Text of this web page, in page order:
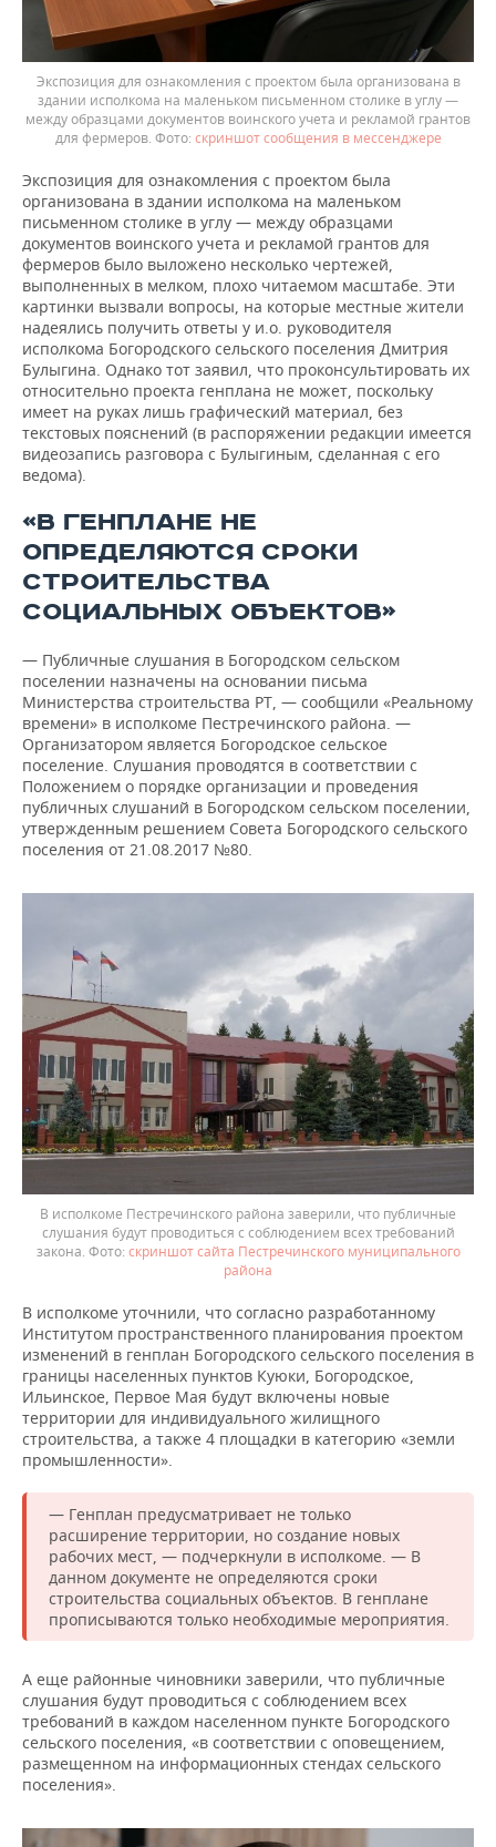
Экспозиция для ознакомления с проектом была организована в
здании исполкома на маленьком письменном столике в углу —
между образцами документов воинского учета и рекламой грантов
для фермеров.
скриншот сообщения в мессенджере
Экспозиция для ознакомления с проектом была
организована в здании исполкома на маленьком
письменном столике в углу — между образцами
документов воинского учета и рекламой грантов для
фермеров было выложено несколько чертежей,
выполненных в мелком, плохо читаемом масштабе. Эти
картинки вызвали вопросы, на которые местные жители
надеялись получить ответы у и.о. руководителя
исполкома Богородского сельского поселения Дмитрия
Булыгина. Однако тот заявил, что проконсультировать их
относительно проекта генплана не может, поскольку
имеет на руках лишь графический материал, без
текстовых пояснений (в распоряжении редакции имеется
видеозапись разговора с Булыгиным, сделанная с его
ведома).
«В ГЕНПЛАНЕ НЕ
ОПРЕДЕЛЯЮТСЯ СРОКИ
СТРОИТЕЛЬСТВА
СОЦИАЛЬНЫХ ОБЪЕКТОВ»
— Публичные слушания в Богородском сельском
поселении назначены на основании письма
Министерства строительства РТ, — сообщили «Реальному
времени» в исполкоме Пестречинского района. —
Организатором является Богородское сельское
поселение. Слушания проводятся в соответствии с
Положением о порядке организации и проведения
публичных слушаний в Богородском сельском поселении,
утвержденным решением Совета Богородского сельского
поселения от 21.08.2017 №80.
В исполкоме Пестречинского района заверили, что публичные
слушания будут проводиться с соблюдением всех требований
закона.
скриншот сайта Пестречинского муниципального
района
В исполкоме уточнили, что согласно разработанному
Институтом пространственного планирования проектом
изменений в генплан Богородского сельского поселения в
границы населенных пунктов Куюки, Богородское,
Ильинское, Первое Мая будут включены новые
территории для индивидуального жилищного
строительства, а также 4 площадки в категорию «земли
промышленности».
— Генплан предусматривает не только
расширение территории, но создание новых
рабочих мест, — подчеркнули в исполкоме. — В
данном документе не определяются сроки
строительства социальных объектов. В генплане
прописываются только необходимые мероприятия.
А еще районные чиновники заверили, что публичные
слушания будут проводиться с соблюдением всех
требований в каждом населенном пункте Богородского
сельского поселения, «в соответствии с оповещением,
размещенном на информационных стендах сельского
поселения».